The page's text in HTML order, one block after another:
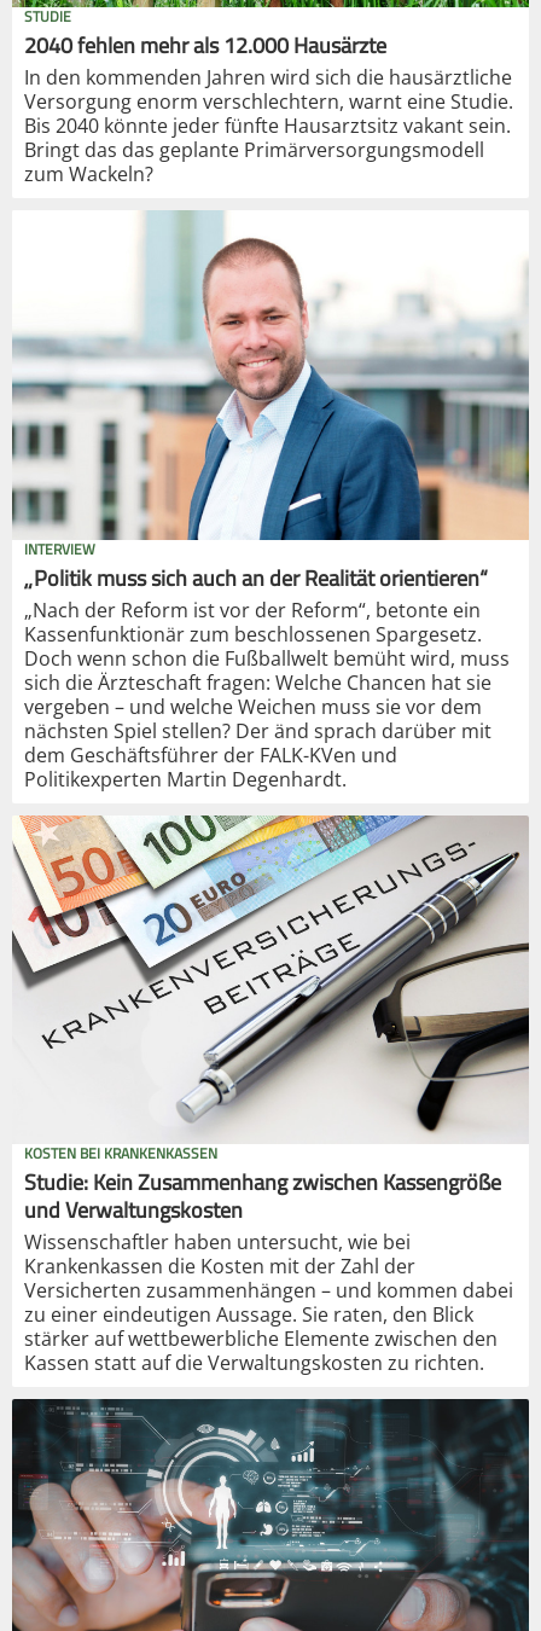
STUDIE
2040 fehlen mehr als 12.000 Hausärzte
In den kommenden Jahren wird sich die hausärztliche
Versorgung enorm verschlechtern, warnt eine Studie.
Bis 2040 könnte jeder fünfte Hausarztsitz vakant sein.
Bringt das das geplante Primärversorgungsmodell
zum Wackeln?
INTERVIEW
„Politik muss sich auch an der Realität orientieren“
„Nach der Reform ist vor der Reform“, betonte ein
Kassenfunktionär zum beschlossenen Spargesetz.
Doch wenn schon die Fußballwelt bemüht wird, muss
sich die Ärzteschaft fragen: Welche Chancen hat sie
vergeben – und welche Weichen muss sie vor dem
nächsten Spiel stellen? Der änd sprach darüber mit
dem Geschäftsführer der FALK-KVen und
Politikexperten Martin Degenhardt.
KOSTEN BEI KRANKENKASSEN
Studie: Kein Zusammenhang zwischen Kassengröße
und Verwaltungskosten
Wissenschaftler haben untersucht, wie bei
Krankenkassen die Kosten mit der Zahl der
Versicherten zusammenhängen – und kommen dabei
zu einer eindeutigen Aussage. Sie raten, den Blick
stärker auf wettbewerbliche Elemente zwischen den
Kassen statt auf die Verwaltungskosten zu richten.